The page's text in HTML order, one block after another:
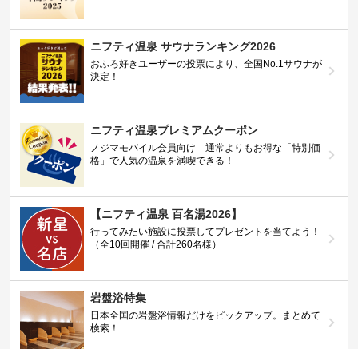
ニフティ温泉 サウナランキング2026
おふろ好きユーザーの投票により、全国No.1サウナが
決定！
ニフティ温泉プレミアムクーポン
ノジマモバイル会員向け 通常よりもお得な「特別価
格」で人気の温泉を満喫できる！
【ニフティ温泉 百名湯2026】
行ってみたい施設に投票してプレゼントを当てよう！
（全10回開催 / 合計260名様）
岩盤浴特集
日本全国の岩盤浴情報だけをピックアップ。まとめて
検索！